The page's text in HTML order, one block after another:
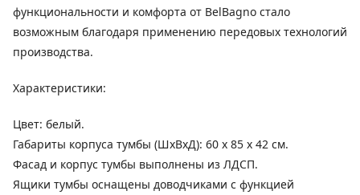
функциональности и комфорта от BelBagno стало
возможным благодаря применению передовых технологий
производства.
Характеристики:
Цвет: белый.
Габариты корпуса тумбы (ШхВхД): 60 х 85 х 42 см.
Фасад и корпус тумбы выполнены из ЛДСП.
Ящики тумбы оснащены доводчиками с функцией